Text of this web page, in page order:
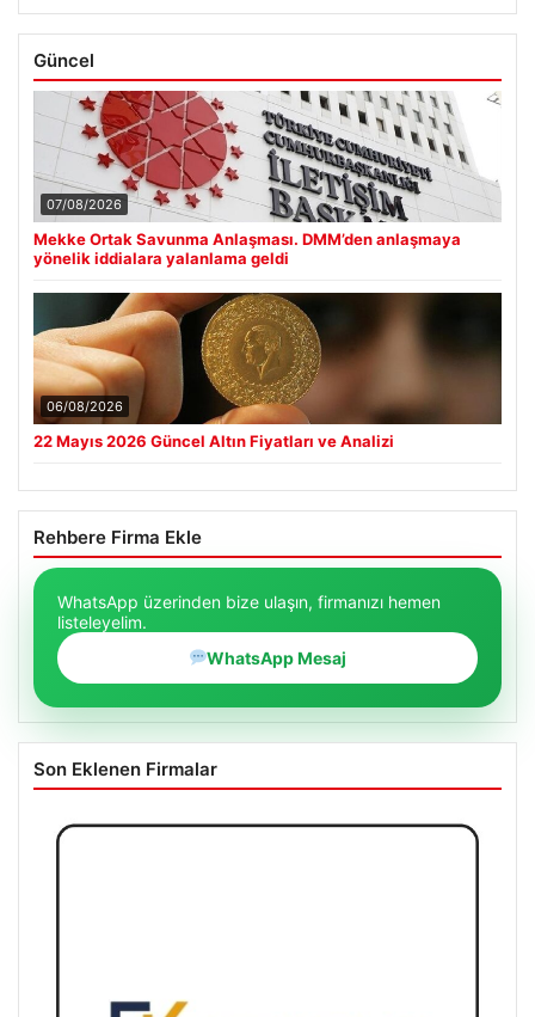
Güncel
07/08/2026
Mekke Ortak Savunma Anlaşması. DMM’den anlaşmaya
yönelik iddialara yalanlama geldi
06/08/2026
22 Mayıs 2026 Güncel Altın Fiyatları ve Analizi
Rehbere Firma Ekle
WhatsApp üzerinden bize ulaşın, firmanızı hemen
listeleyelim.
WhatsApp Mesaj
Son Eklenen Firmalar